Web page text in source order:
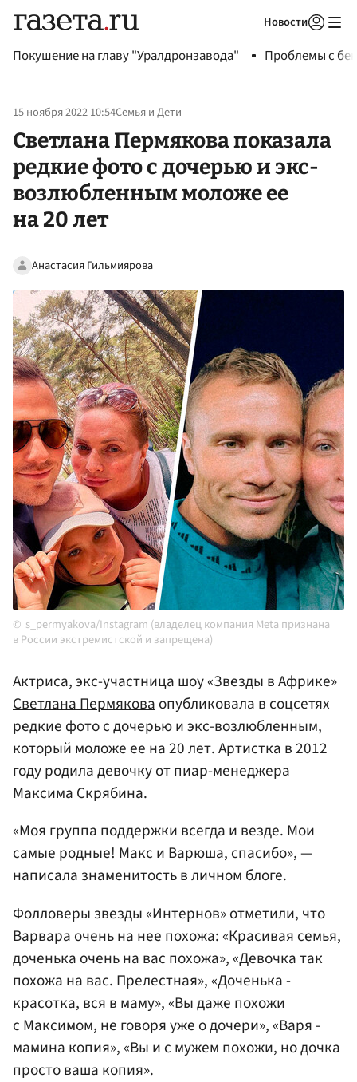
Новости
Покушение на главу "Уралдронзавода" Проблемы с
15 ноября 2022 10:54Семья и Дети
Светлана Пермякова показала
редкие фото с дочерью и экс-
возлюбленным моложе ее
на 20 лет
Анастасия Гильмиярова
s_permyakova/Instagram (владелец компания Meta признана
в России экстремистской и запрещена)
Актриса, экс-участница шоу «Звезды в Африке»
Светлана Пермяковаопубликовала в соцсетях
редкие фото с дочерью и экс-возлюбленным,
который моложе ее на 20 лет. Артистка в 2012
году родила девочку от пиар-менеджера
Максима Скрябина.
«Моя группа поддержки всегда и везде. Мои
самые родные! Макс и Варюша, спасибо», —
написала знаменитость в личном блоге.
Фолловеры звезды «Интернов» отметили, что
Варвара очень на нее похожа: «Красивая семья,
доченька очень на вас похожа», «Девочка так
похожа на вас. Прелестная», «Доченька -
красотка, вся в маму», «Вы даже похожи
с Максимом, не говоря уже о дочери», «Варя -
мамина копия», «Вы и с мужем похожи, но дочка
просто ваша копия».